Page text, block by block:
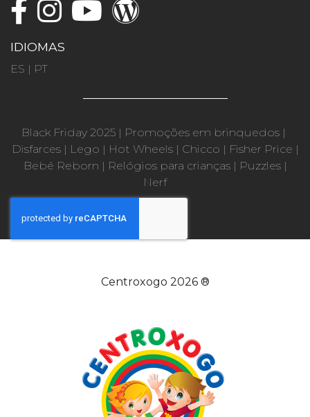
IDIOMAS
ES | PT
Black Friday 2025 | Promoções em brinquedos |
Disfarces| Lego | Hot Wheels| Chicco | Fisher Price |
Bebé Reborn | Relógios para crianças| Puzzles|
Nerf
Centroxogo 2026 ®